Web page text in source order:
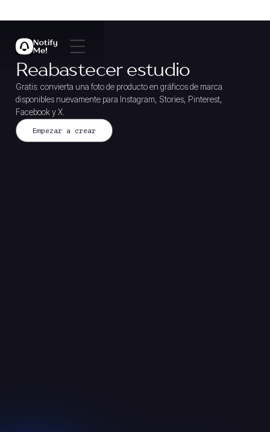
Reabastecer estudio
Gratis: convierta una foto de producto en gráficos de marca
disponibles nuevamente para Instagram, Stories, Pinterest,
Facebook y X.
Empezar a crear